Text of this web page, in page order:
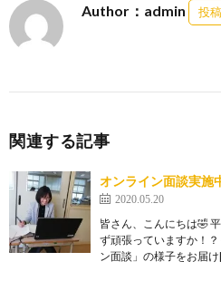
Author：admin 投
関連する記事
オンライン面談実施
2020.05.20
皆さん、こんにちは🤣
ず頑張っていますか！
ン面談」の様子をお届